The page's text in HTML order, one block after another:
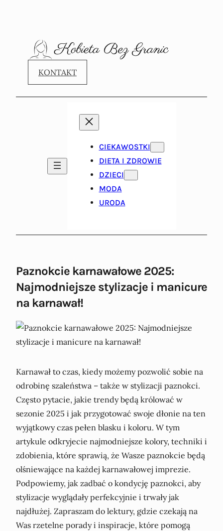
KONTAKT
CIEKAWOSTKI
DIETA I ZDROWIE
DZIECI
MODA
URODA
Paznokcie karnawałowe 2025:
Najmodniejsze stylizacje i manicure
na karnawał!
Karnawał to czas, kiedy możemy pozwolić sobie na
odrobinę szaleństwa – także w stylizacji paznokci.
Często pytacie, jakie trendy będą królować w
sezonie 2025 i jak przygotować swoje dłonie na ten
wyjątkowy czas pełen blasku i koloru. W tym
artykule odkryjecie najmodniejsze kolory, techniki i
zdobienia, które sprawią, że Wasze paznokcie będą
olśniewające na każdej karnawałowej imprezie.
Podpowiemy, jak zadbać o kondycję paznokci, aby
stylizacje wyglądały perfekcyjnie i trwały jak
najdłużej. Zapraszam do lektury, gdzie czekają na
Was rzetelne porady i inspiracje, które pomogą